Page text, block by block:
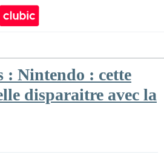
: Nintendo : cette
disparaitre avec la